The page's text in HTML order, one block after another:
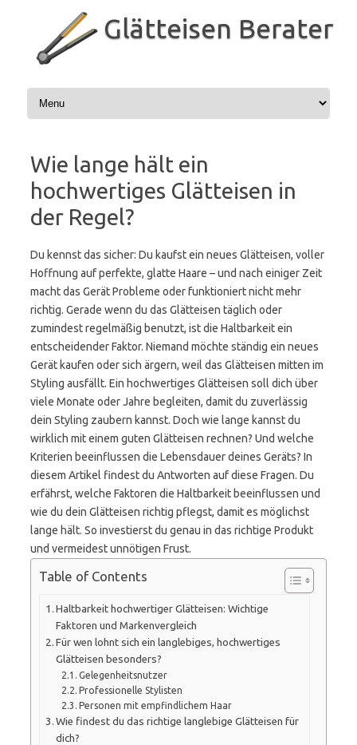
Glätteisen Berater
Wie lange hält ein
hochwertiges Glätteisen in
der Regel?
Du kennst das sicher: Du kaufst ein neues Glätteisen, voller
Hoffnung auf perfekte, glatte Haare – und nach einiger Zeit
macht das Gerät Probleme oder funktioniert nicht mehr
richtig. Gerade wenn du das Glätteisen täglich oder
zumindest regelmäßig benutzt, ist die Haltbarkeit ein
entscheidender Faktor. Niemand möchte ständig ein neues
Gerät kaufen oder sich ärgern, weil das Glätteisen mitten im
Styling ausfällt. Ein hochwertiges Glätteisen soll dich über
viele Monate oder Jahre begleiten, damit du zuverlässig
dein Styling zaubern kannst. Doch wie lange kannst du
wirklich mit einem guten Glätteisen rechnen? Und welche
Kriterien beeinflussen die Lebensdauer deines Geräts? In
diesem Artikel findest du Antworten auf diese Fragen. Du
erfährst, welche Faktoren die Haltbarkeit beeinflussen und
wie du dein Glätteisen richtig pflegst, damit es möglichst
lange hält. So investierst du genau in das richtige Produkt
und vermeidest unnötigen Frust.
Table of Contents
Haltbarkeit hochwertiger Glätteisen: Wichtige
Faktoren und Markenvergleich
Für wen lohnt sich ein langlebiges, hochwertiges
Glätteisen besonders?
Gelegenheitsnutzer
Professionelle Stylisten
Personen mit empfindlichem Haar
Wie findest du das richtige langlebige Glätteisen für
dich?